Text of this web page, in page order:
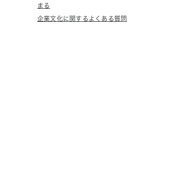
まる
企業文化に関するよくある質問